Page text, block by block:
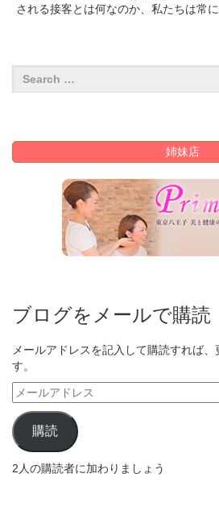
される接客とは何なのか、私たちは常
姉妹店
ブログをメールで購読
メールアドレスを記入して購読すれば
す。
メ
ー
ル
ア
ド
レ
購読
2人の購読者に加わりましょう